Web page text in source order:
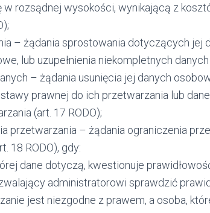
w rozsądnej wysokości, wynikającą z
– żądania sprostowania dotyczących jej
lub uzupełnienia niekompletnych danych
– żądania usunięcia jej danych
prawnej do ich przetwarzania lub
(art. 17 RODO);
przetwarzania – żądania ograniczenia
18 RODO), gdy:
dane dotyczą, kwestionuje
administratorowi sprawdzić
jest niezgodne z prawem, a osoba,